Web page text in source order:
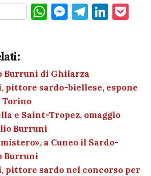
W
A
p
p
M
g
er
T
a
m
Li
n
Burruni di Ghilarza
pittore sardo-biellese, espone
Torino
e Saint-Tropez, omaggio
Burruni
a Cuneo il Sardo-
Burruni
pittore sardo nel concorso per